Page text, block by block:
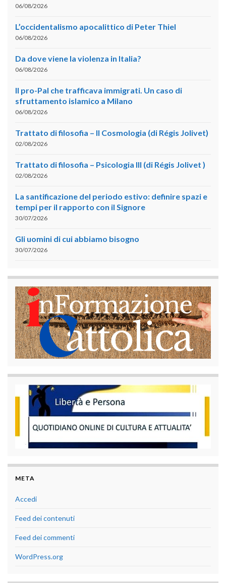
06/08/2026
L’occidentalismo apocalittico di Peter Thiel
06/08/2026
Da dove viene la violenza in Italia?
06/08/2026
Il pro-Pal che trafficava immigrati. Un caso di
sfruttamento islamico a Milano
06/08/2026
Trattato di filosofia – II Cosmologia (di Régis Jolivet)
02/08/2026
Trattato di filosofia – Psicologia III (di Régis Jolivet )
02/08/2026
La santificazione del periodo estivo: definire spazi e
tempi per il rapporto con il Signore
30/07/2026
Gli uomini di cui abbiamo bisogno
30/07/2026
META
Accedi
Feed dei contenuti
Feed dei commenti
WordPress.org